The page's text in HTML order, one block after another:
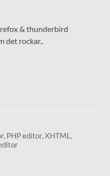
& thunderbird
det rockar..
PHP editor, XHTML,